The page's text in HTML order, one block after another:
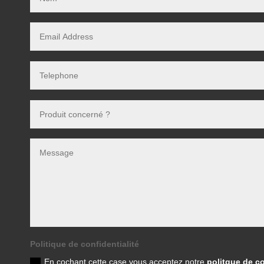
Politique de confidentialité
En cochant cette case vous acceptez notre politque de